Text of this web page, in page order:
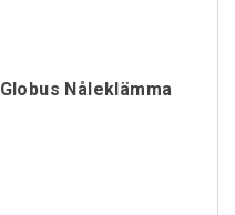
Globus Nåleklämma